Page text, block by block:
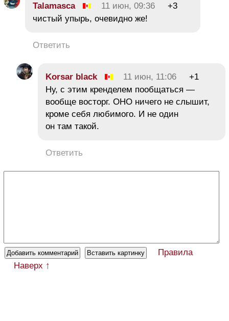
Talamasca 11 июн, 09:36
+3
чистый упырь, очевидно же!
Ответить
Korsar black 11 июн, 11:06
+1
Ну, с этим кренделем пообщаться —
вообще восторг. ОНО ничего не слышит,
кроме себя любимого. И не один
он там такой.
Ответить
Правила
Наверх ↑